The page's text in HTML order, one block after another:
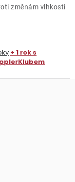
změnám vlhkosti
+ 1 rok s